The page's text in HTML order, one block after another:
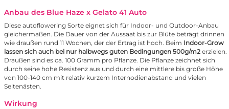
Anbau des Blue Haze x Gelato 41 Auto
Diese autoflowering Sorte eignet sich für Indoor- und Outdoor-Anbau
gleichermaßen. Die Dauer von der Aussaat bis zur Blüte beträgt drinnen
wie draußen rund 11 Wochen, der der Ertrag ist hoch. Beim Indoor-Grow
lassen sich auch bei nur halbwegs guten Bedingungen 500g/m2 erzielen.
Draußen sind es ca. 100 Gramm pro Pflanze. Die Pflanze zeichnet sich
durch seine hohe Resistenz aus und durch eine mittlere bis große Höhe
von 100-140 cm mit relativ kurzem Internodienabstand und vielen
Seitenästen.
Wirkung